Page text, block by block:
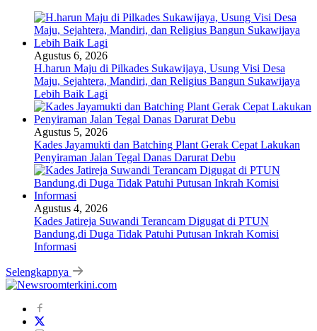
Agustus 6, 2026
H.harun Maju di Pilkades Sukawijaya, Usung Visi Desa
Maju, Sejahtera, Mandiri, dan Religius Bangun Sukawijaya
Lebih Baik Lagi
Agustus 5, 2026
Kades Jayamukti dan Batching Plant Gerak Cepat Lakukan
Penyiraman Jalan Tegal Danas Darurat Debu
Agustus 4, 2026
Kades Jatireja Suwandi Terancam Digugat di PTUN
Bandung,di Duga Tidak Patuhi Putusan Inkrah Komisi
Informasi
Selengkapnya